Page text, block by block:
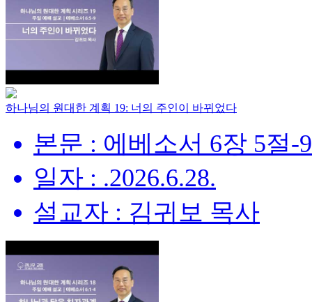
하나님의 원대한 계획 19: 너의 주인이 바뀌었다
본문 : 에베소서 6장 5절-
일자 : .2026.6.28.
설교자 : 김귀보 목사